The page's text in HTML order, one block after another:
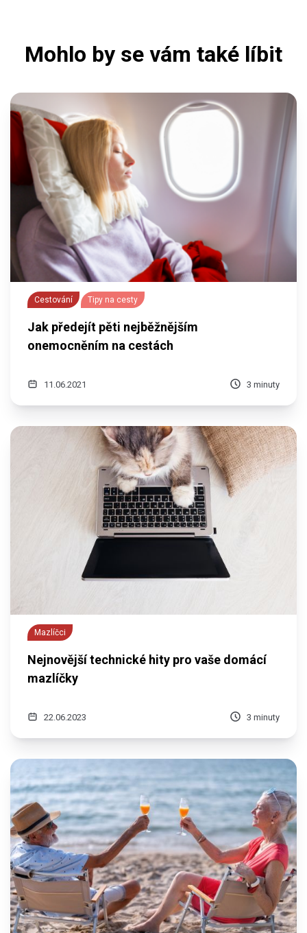
Mohlo by se vám také líbit
Cestování Tipy na cesty
Jak předejít pěti nejběžnějším
onemocněním na cestách
11.06.2021 3 minuty
Mazlíčci
Nejnovější technické hity pro vaše domácí
mazlíčky
22.06.2023 3 minuty